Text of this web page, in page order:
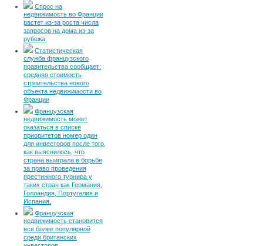
Спрос на
недвижимость во Франции
растет из-за роста числа
запросов на дома из-за
рубежа.
Статистическая
служба французского
правительства сообщает:
средняя стоимость
строительства нового
объекта недвижимости во
Франции
Французская
недвижимость может
оказаться в списке
приоритетов номер один
для инвесторов после того,
как выяснилось, что
страна выиграла в борьбе
за право проведения
престижного турнира у
таких стран как Германия,
Голландия, Португалия и
Испания.
Французская
недвижимость становится
все более популярной
среди британских